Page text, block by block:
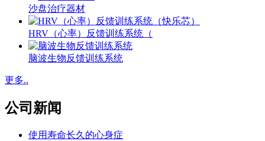
沙盘治疗器材
HRV（心率）反馈训练系统（
脑波生物反馈训练系统
更多..
公司新闻
使用寿命长久的心身症